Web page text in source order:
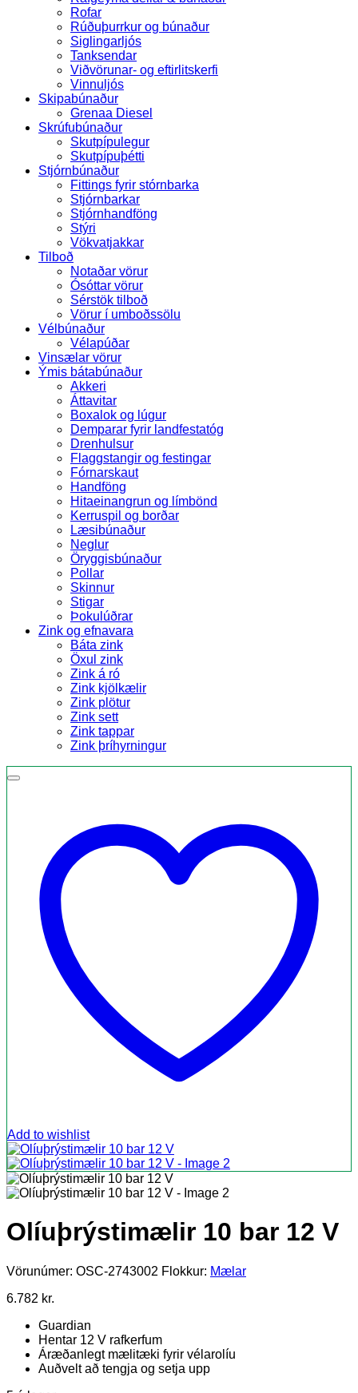
Rofar
Rúðuþurrkur og búnaður
Siglingarljós
Tanksendar
Viðvörunar- og eftirlitskerfi
Vinnuljós
Skipabúnaður
Grenaa Diesel
Skrúfubúnaður
Skutpípulegur
Skutpípuþétti
Stjórnbúnaður
Fittings fyrir stórnbarka
Stjórnbarkar
Stjórnhandföng
Stýri
Vökvatjakkar
Tilboð
Notaðar vörur
Ósóttar vörur
Sérstök tilboð
Vörur í umboðssölu
Vélbúnaður
Vélapúðar
Vinsælar vörur
Ýmis bátabúnaður
Akkeri
Áttavitar
Boxalok og lúgur
Demparar fyrir landfestatóg
Drenhulsur
Flaggstangir og festingar
Fórnarskaut
Handföng
Hitaeinangrun og límbönd
Kerruspil og borðar
Læsibúnaður
Neglur
Öryggisbúnaður
Pollar
Skinnur
Stigar
Þokulúðrar
Zink og efnavara
Báta zink
Öxul zink
Zink á ró
Zink kjölkælir
Zink plötur
Zink sett
Zink tappar
Zink þríhyrningur
Add to wishlist
Olíuþrýstimælir 10 bar 12 V
Vörunúmer: OSC-2743002 Flokkur: Mælar
6.782 kr.
Guardian
Hentar 12 V rafkerfum
Áræðanlegt mælitæki fyrir vélarolíu
Auðvelt að tengja og setja upp